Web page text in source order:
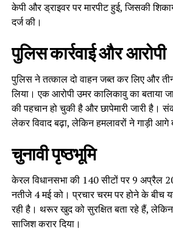
केपी और ड्राइवर पर मारपीट हुई, जिसकी
दर्ज की।
पुलिस कार्रवाई और आरोपी
पुलिस ने तत्काल दो वाहन जब्त कर लिए और
लिया। एक आरोपी उमर कालिकावु का बताया
की पहचान हो चुकी है और छापेमारी जारी है।
लेकर विवाद बढ़ा, लेकिन हमलावरों ने गाड़ी आगे
चुनावी पृष्ठभूमि
केरल विधानसभा की 140 सीटों पर 9 अप्रैल
नतीजे 4 मई को। प्रचार चरम पर होने के बीच
रही है। थरूर खुद को सुरक्षित बता रहे हैं,
साजिश करार दिया।